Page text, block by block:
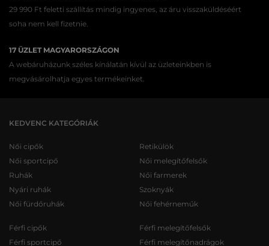
29 990 Ft feletti szállítás mindig ingyenes, az áru visszaküldéséért
soha nem kell fizetnie.
17 ÜZLET MAGYARORSZÁGON
A webáruházunk széles kínálatán kívül az üzleteinkben is
megvásárolhatja egyes termékeinket.
KEDVENC KATEGÓRIÁK
Női cipők
Női sportcipő
Ruhák
Nyári ruhák
Női fürdőruhák
Retikülök
Női melegítőfelsők
Női farmerek
Szoknyák
Női fehérneműk
Férfi cipők
Férfi sportcipő
Férfi melegítőfelsők
Férfi melegítőnadrágok